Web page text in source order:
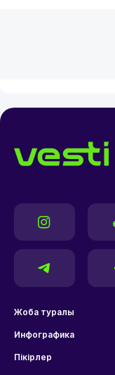
Жоба туралы
Инфографика
Пікірлер